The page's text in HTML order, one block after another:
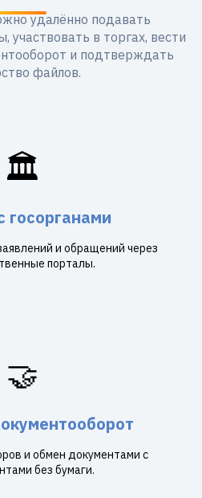
удалённо подавать
участвовать в торгах, вести
и подтверждать
файлов.
🏛️
госорганами
и обращений через
порталы.
🤝
и обмен документами с
без бумаги.